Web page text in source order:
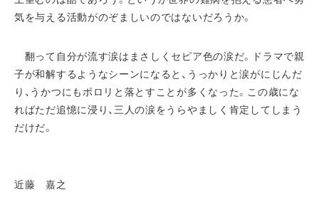
気を与える活動がのぞましいのではないだろうか。
翻って自分が流す涙はまさしくセピア色の涙だ。ドラマで親
子が和解するようなシーンになると、うっかりと涙がにじんだ
り、うかつにもポロリと落とすことが多くなった。この歳にな
ればただ追憶に浸り、三人の涙をうらやましく肯定してしまう
だけだ。
近藤 嘉之